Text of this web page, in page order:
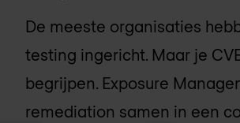
De meeste organisaties
testing ingericht. Maar je
begrijpen. Exposure
remediation samen in een